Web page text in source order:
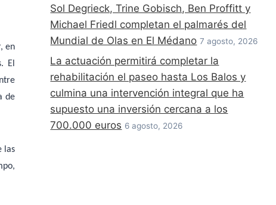
en
El
de
las
Sol Degrieck, Trine Gobisch, Ben Proffitt y
Michael Friedl completan el palmarés del
Mundial de Olas en El Médano 7 agosto, 2026
La actuación permitirá completar la
rehabilitación el paseo hasta Los Balos y
culmina una intervención integral que ha
supuesto una inversión cercana a los
700.000 euros 6 agosto, 2026